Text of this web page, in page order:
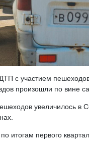
с участием
произошли по вине
увеличилось в
, по итогам первого